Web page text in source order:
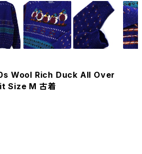
Wool Rich Duck All Over
Size M 古着